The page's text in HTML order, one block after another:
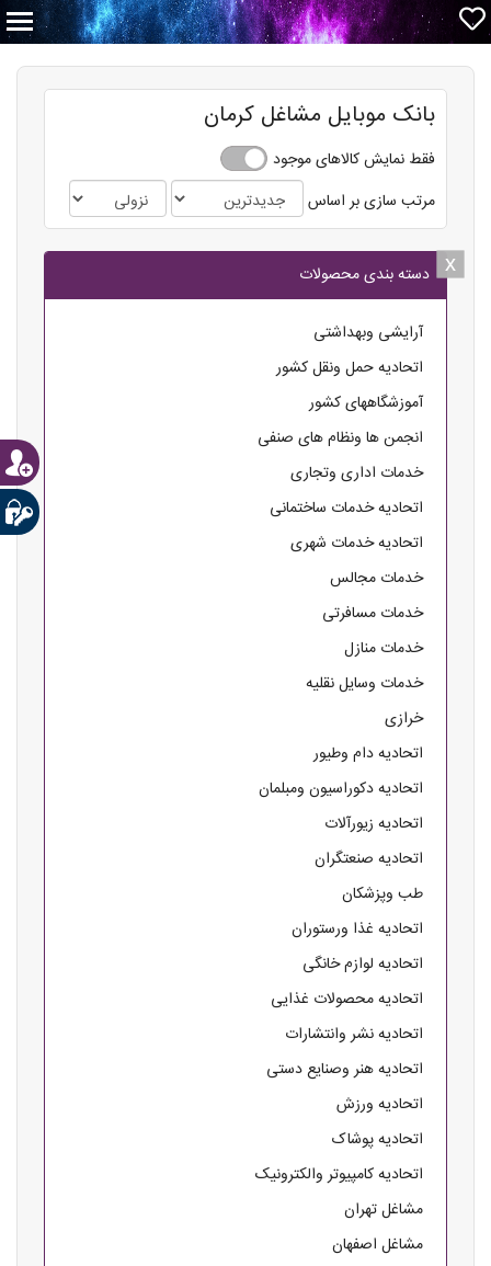
بانک موبایل مشاغل کرمان
فقط نمایش کالاهای موجود
مرتب سازی بر اساس
x دسته بندی محصولات
آرایشی وبهداشتی
اتحادیه حمل ونقل کشور
آموزشگاههای کشور
انجمن ها ونظام های صنفی
خدمات اداری وتجاری
اتحادیه خدمات ساختمانی
اتحادیه خدمات شهری
خدمات مجالس
خدمات مسافرتی
خدمات منازل
خدمات وسایل نقلیه
خرازی
اتحادیه دام وطیور
اتحادیه دکوراسیون ومبلمان
اتحادیه زیورآلات
اتحادیه صنعتگران
طب وپزشکان
اتحادیه غذا ورستوران
اتحادیه لوازم خانگی
اتحادیه محصولات غذایی
اتحادیه نشر وانتشارات
اتحادیه هنر وصنایع دستی
اتحادیه ورزش
اتحادیه پوشاک
اتحادیه کامپیوتر والکترونیک
مشاغل تهران
مشاغل اصفهان
x